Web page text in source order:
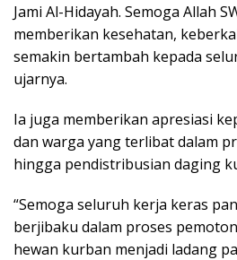
Jami Al-Hidayah. Semoga Allah
memberikan kesehatan,
semakin bertambah kepada
ujarnya.
Ia juga memberikan apresiasi
dan warga yang terlibat dalam
hingga pendistribusian daging
“Semoga seluruh kerja keras
berjibaku dalam proses
hewan kurban menjadi ladang